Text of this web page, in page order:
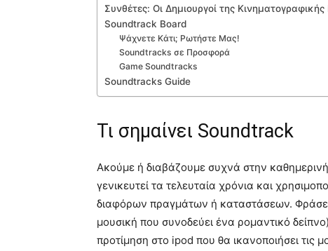
Συνθέτες: Οι Δημιουργοί της
Soundtrack Board
Ψάχνετε Κάτι; Ρωτήστε Μας!
Soundtracks σε Προσφορά
Game Soundtracks
Soundtracks Guide
Τι σημαίνει Soundtrack
Ακούμε ή διαβάζουμε συχνά στην
γενικευτεί τα τελευταία χρόνια και
διαφόρων πραγμάτων ή καταστάσεων.
μουσική που συνοδεύει ένα ρομαντικό
προτίμηση στο ipod που θα ικανοποιήσει τις